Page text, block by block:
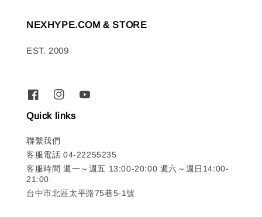
NEXHYPE.COM & STORE
EST. 2009
Quick links
聯繫我們
客服電話 04-22255235
客服時間 週一～週五 13:00-20:00 週六～週日14:00-
21:00
台中市北區太平路75巷5-1號